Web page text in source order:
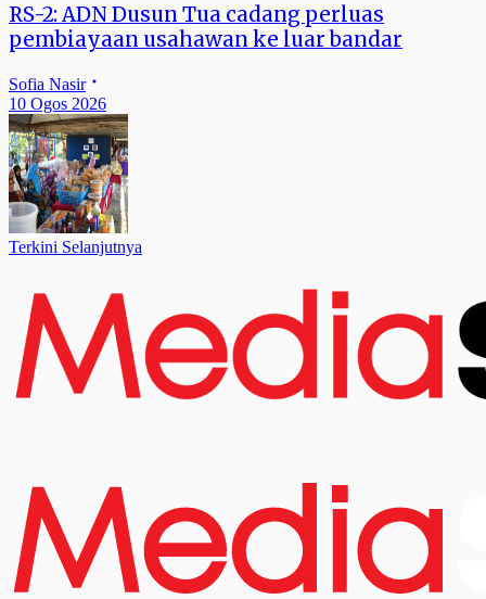
RS-2: ADN Dusun Tua cadang perluas
pembiayaan usahawan ke luar bandar
Sofia Nasir
10 Ogos 2026
Terkini Selanjutnya